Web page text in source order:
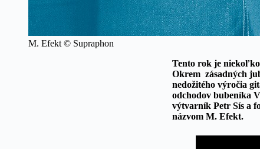
M. Efekt © Supraphon
Tento rok je
Okrem zásadných
nedožitého výročia
odchodov bubeníka
výtvarník Petr Sís a
názvom M. Efekt.